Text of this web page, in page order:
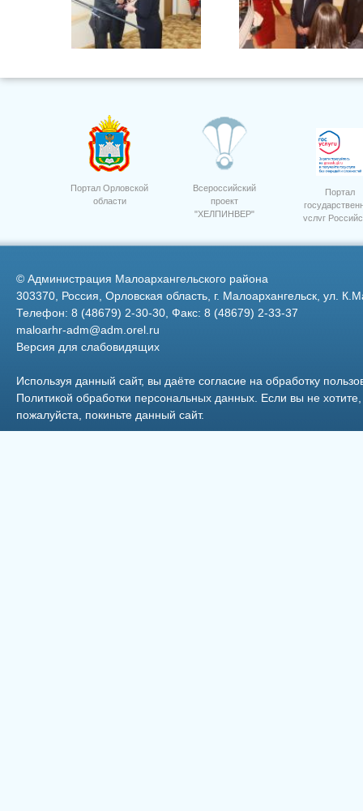
Портал Орловской
области
Всероссийский
проект
"ХЕЛПИНВЕР"
Портал
услуг
© Администрация Малоархангельского района
303370, Россия, Орловская область, г. Малоархангельск, ул.
Телефон: 8 (48679) 2-30-30, Факс: 8 (48679) 2-33-37
maloarhr-adm@adm.orel.ru
Версия для слабовидящих
Используя данный сайт, вы даёте согласие на обработку
Политикой обработки персональных данных . Если вы не
пожалуйста, покиньте данный сайт.